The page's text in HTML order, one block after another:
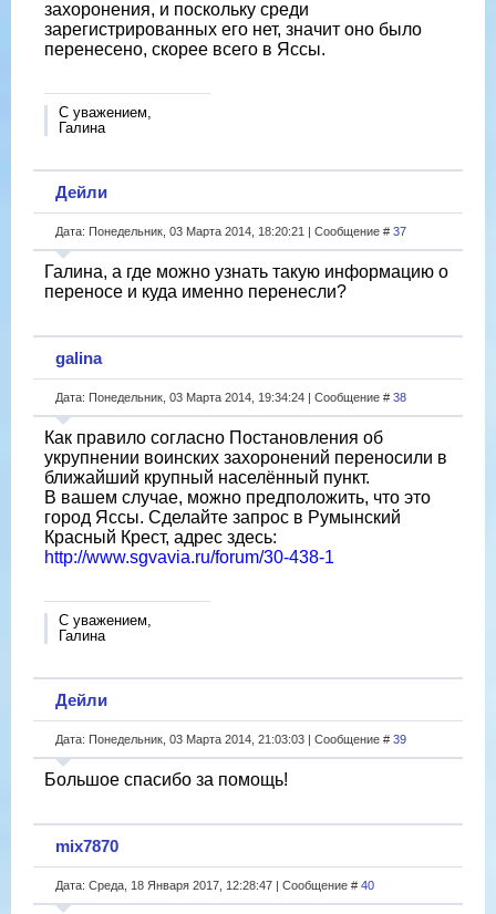
захоронения, и поскольку среди
зарегистрированных его нет, значит оно было
перенесено, скорее всего в Яссы.
С уважением,
Галина
Дейли
Дата: Понедельник, 03 Марта 2014, 18:20:21 | Сообщение # 37
Галина, а где можно узнать такую информацию о
переносе и куда именно перенесли?
galina
Дата: Понедельник, 03 Марта 2014, 19:34:24 | Сообщение # 38
Как правило согласно Постановления об
укрупнении воинских захоронений переносили в
ближайший крупный населённый пункт.
В вашем случае, можно предположить, что это
город Яссы. Сделайте запрос в Румынский
Красный Крест, адрес здесь:
http://www.sgvavia.ru/forum/30-438-1
С уважением,
Галина
Дейли
Дата: Понедельник, 03 Марта 2014, 21:03:03 | Сообщение # 39
Большое спасибо за помощь!
mix7870
Дата: Среда, 18 Января 2017, 12:28:47 | Сообщение # 40